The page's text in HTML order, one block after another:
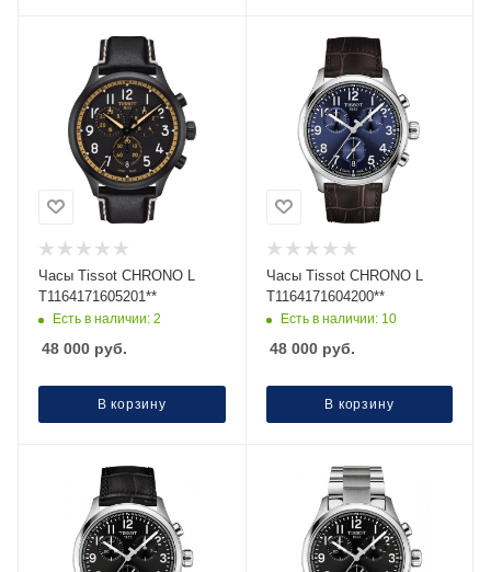
Часы Тissot CHRONO L
T1164171605201**
Есть в наличии: 2
48 000 руб.
В корзину
Часы Тissot CHRONO L
T1164171604200**
Есть в наличии: 10
48 000руб.
В корзину